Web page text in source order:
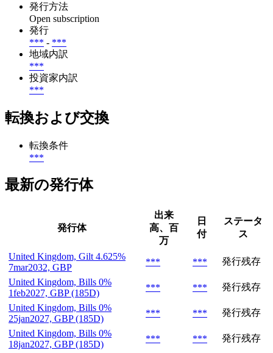
発行方法
Open subscription
発行
*** - ***
地域内訳
***
投資家内訳
***
転換および交換
転換条件
***
最新の発行体
発行体
出来
高、百
万
日
付
ステータ
ス
United Kingdom, Gilt 4.625%
7mar2032, GBP
*** ***
発行残存
United Kingdom, Bills 0%
1feb2027, GBP (185D)
*** ***
発行残存
United Kingdom, Bills 0%
25jan2027, GBP (185D)
*** ***
発行残存
United Kingdom, Bills 0%
18jan2027, GBP (185D)
*** ***
発行残存